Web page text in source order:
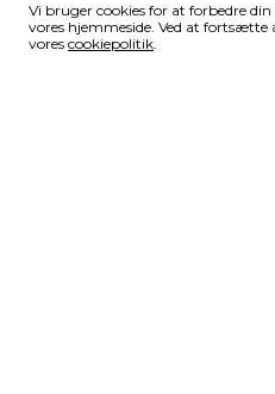
Vi bruger cookies for at forbedre din
vores hjemmeside. Ved at fortsætte
vores cookiepolitik.